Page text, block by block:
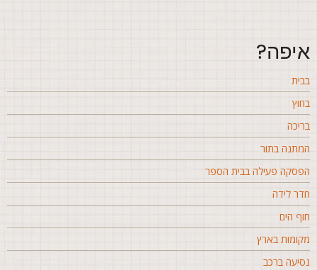
בתור
פעילה בבית הספר
לידה
הים
בארץ
ברכב